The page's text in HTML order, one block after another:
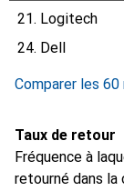
21. Logitech
24. Dell
Comparer les 60
Taux de retour
Fréquence à
retourné dans la